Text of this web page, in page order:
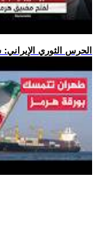
.. الحرس الثوري